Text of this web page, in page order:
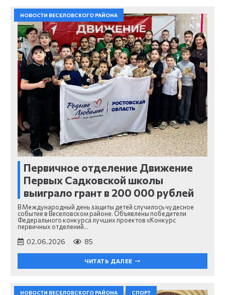
НОВОСТИ ВЕСЕЛОВСКОГО РАЙОНА
Первичное отделение Движение
Первых Садковской школы
выиграло грант в 200 000 рублей
В Международный день защиты детей случилось чудесное
событие в Веселовском районе. Объявлены победители
Федерального конкурса лучших проектов «Конкурс
первичных отделений…
02.06.2026 85
ЧИТАТЬ ДАЛЕЕ
НОВОСТИ ВЕСЕЛОВСКОГО РАЙОНА СПОРТ